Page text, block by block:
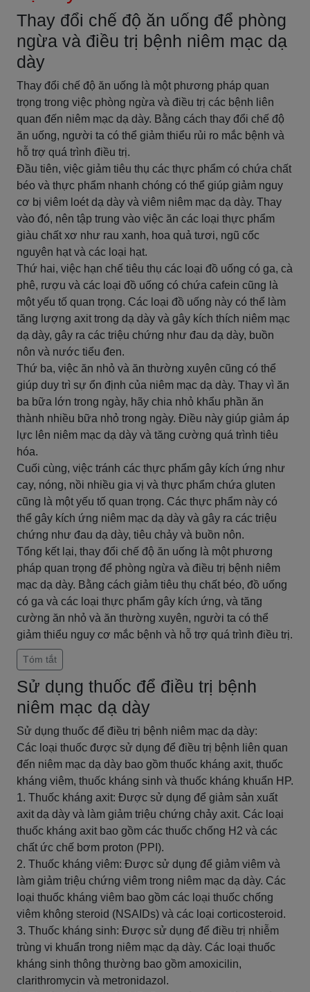
Thay đổi chế độ ăn uống để phòng
ngừa và điều trị bệnh niêm mạc dạ
dày
Thay đổi chế độ ăn uống là một phương pháp quan
trọng trong việc phòng ngừa và điều trị các bệnh liên
quan đến niêm mạc dạ dày. Bằng cách thay đổi chế độ
ăn uống, người ta có thể giảm thiểu rủi ro mắc bệnh và
hỗ trợ quá trình điều trị.
Đầu tiên, việc giảm tiêu thụ các thực phẩm có chứa chất
béo và thực phẩm nhanh chóng có thể giúp giảm nguy
cơ bị viêm loét dạ dày và viêm niêm mạc dạ dày. Thay
vào đó, nên tập trung vào việc ăn các loại thực phẩm
giàu chất xơ như rau xanh, hoa quả tươi, ngũ cốc
nguyên hạt và các loại hạt.
Thứ hai, việc hạn chế tiêu thụ các loại đồ uống có ga, cà
phê, rượu và các loại đồ uống có chứa cafein cũng là
một yếu tố quan trọng. Các loại đồ uống này có thể làm
tăng lượng axit trong dạ dày và gây kích thích niêm mạc
dạ dày, gây ra các triệu chứng như đau dạ dày, buồn
nôn và nước tiểu đen.
Thứ ba, việc ăn nhỏ và ăn thường xuyên cũng có thể
giúp duy trì sự ổn định của niêm mạc dạ dày. Thay vì ăn
ba bữa lớn trong ngày, hãy chia nhỏ khẩu phần ăn
thành nhiều bữa nhỏ trong ngày. Điều này giúp giảm áp
lực lên niêm mạc dạ dày và tăng cường quá trình tiêu
hóa.
Cuối cùng, việc tránh các thực phẩm gây kích ứng như
cay, nóng, nồi nhiều gia vị và thực phẩm chứa gluten
cũng là một yếu tố quan trọng. Các thực phẩm này có
thể gây kích ứng niêm mạc dạ dày và gây ra các triệu
chứng như đau dạ dày, tiêu chảy và buồn nôn.
Tổng kết lại, thay đổi chế độ ăn uống là một phương
pháp quan trọng để phòng ngừa và điều trị bệnh niêm
mạc dạ dày. Bằng cách giảm tiêu thụ chất béo, đồ uống
có ga và các loại thực phẩm gây kích ứng, và tăng
cường ăn nhỏ và ăn thường xuyên, người ta có thể
giảm thiểu nguy cơ mắc bệnh và hỗ trợ quá trình điều trị.
Tóm tắt
Sử dụng thuốc để điều trị bệnh
niêm mạc dạ dày
Sử dụng thuốc để điều trị bệnh niêm mạc dạ dày:
Các loại thuốc được sử dụng để điều trị bệnh liên quan
đến niêm mạc dạ dày bao gồm thuốc kháng axit, thuốc
kháng viêm, thuốc kháng sinh và thuốc kháng khuẩn HP.
1. Thuốc kháng axit: Được sử dụng để giảm sản xuất
axit dạ dày và làm giảm triệu chứng chảy axit. Các loại
thuốc kháng axit bao gồm các thuốc chống H2 và các
chất ức chế bơm proton (PPI).
2. Thuốc kháng viêm: Được sử dụng để giảm viêm và
làm giảm triệu chứng viêm trong niêm mạc dạ dày. Các
loại thuốc kháng viêm bao gồm các loại thuốc chống
viêm không steroid (NSAIDs) và các loại corticosteroid.
3. Thuốc kháng sinh: Được sử dụng để điều trị nhiễm
trùng vi khuẩn trong niêm mạc dạ dày. Các loại thuốc
kháng sinh thông thường bao gồm amoxicilin,
clarithromycin và metronidazol.